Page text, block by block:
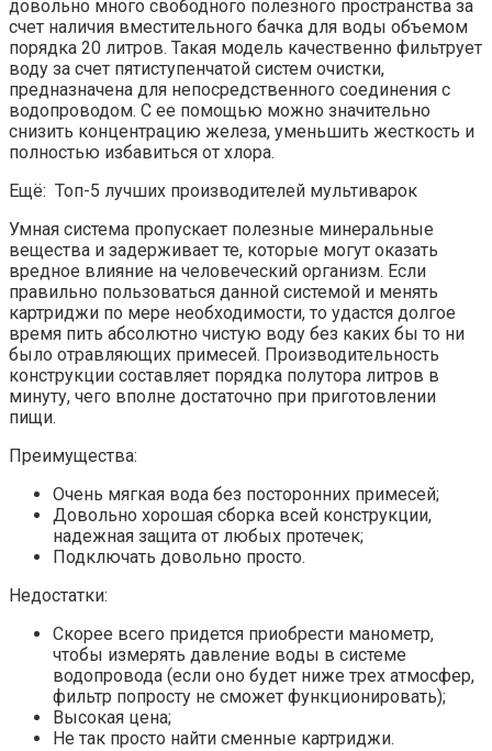
довольно много свободного полезного пространства за
счет наличия вместительного бачка для воды объемом
порядка 20 литров. Такая модель качественно фильтрует
воду за счет пятиступенчатой систем очистки,
предназначена для непосредственного соединения с
водопроводом. С ее помощью можно значительно
снизить концентрацию железа, уменьшить жесткость и
полностью избавиться от хлора.
Ещё: Топ-5 лучших производителей мультиварок
Умная система пропускает полезные минеральные
вещества и задерживает те, которые могут оказать
вредное влияние на человеческий организм. Если
правильно пользоваться данной системой и менять
картриджи по мере необходимости, то удастся долгое
время пить абсолютно чистую воду без каких бы то ни
было отравляющих примесей. Производительность
конструкции составляет порядка полутора литров в
минуту, чего вполне достаточно при приготовлении
пищи.
Преимущества:
Очень мягкая вода без посторонних примесей;
Довольно хорошая сборка всей конструкции,
надежная защита от любых протечек;
Подключать довольно просто.
Недостатки:
Скорее всего придется приобрести манометр,
чтобы измерять давление воды в системе
водопровода (если оно будет ниже трех атмосфер,
фильтр попросту не сможет функционировать);
Высокая цена;
Не так просто найти сменные картриджи.